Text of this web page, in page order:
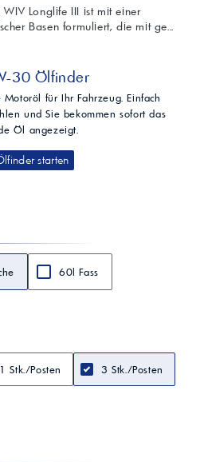
WIV Longlife III ist mit einer
Basen formuliert, die mit ge...
30 Ölfinder
für Ihr Fahrzeug. Einfach
und Sie bekommen sofort das
Öl angezeigt.
starten
60l Fass
1 Stk./Posten 3 Stk./Posten